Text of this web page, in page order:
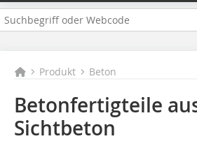
Produkt Beton
Betonfertigteile
Sichtbeton